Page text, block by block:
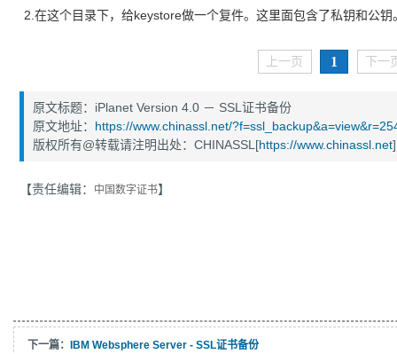
2.在这个目录下，给keystore做一个复件。这里面包含了私钥和公钥
上一页 1 下一
原文标题：iPlanet Version 4.0 － SSL证书备份
原文地址： https://www.chinassl.net/
版权所有@转载请注明出处：CHINASSL[https://www.chinassl.net]
【责任编辑： 中国数字证书】
下一篇： IBM Websphere Server - SSL证书备份